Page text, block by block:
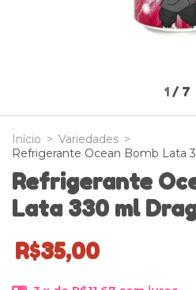
1 / 7
Início > Variedades >
Refrigerante Ocean Bomb Lata
Refrigerante
Lata 330 ml
R$35,00